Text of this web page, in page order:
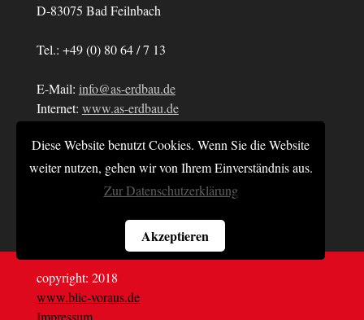
D-83075 Bad Feilnbach
Tel.: +49 (0) 80 64 / 7 13
E-Mail: info@as-erdbau.de
Internet: www.as-erdbau.de
Bildnachweise:
© Andreas Scheidl
© BOTEC Hupertz GmbH
copyright: 2018
www.blic-voraus.de
Impressum
Diese Website benutzt Cookies. Wenn Sie die Website
weiter nutzen, gehen wir von Ihrem Einverständnis aus.
Zur Datenschutzerklärung
Akzeptieren